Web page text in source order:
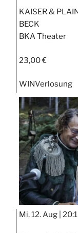
KAISER &
BECK
BKA Theater
23,00 €
WINVerlosung
Mi, 12. Aug |